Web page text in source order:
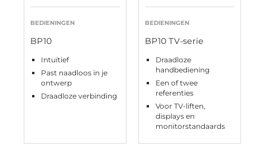
BEDIENINGEN
BP10
Intuïtief
Past naadloos in je
ontwerp
Draadloze verbinding
BEDIENINGEN
BP10 TV-serie
Draadloze
handbediening
Een of twee
referenties
Voor TV-liften,
displays en
monitorstandaards